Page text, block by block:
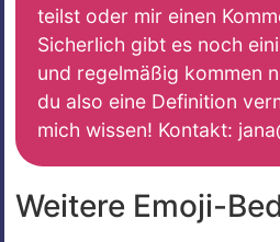
teilst oder mir einen
Sicherlich gibt es noch
und regelmäßig kommen
du also eine Definition
mich wissen! Kontakt:
Weitere Emoji-